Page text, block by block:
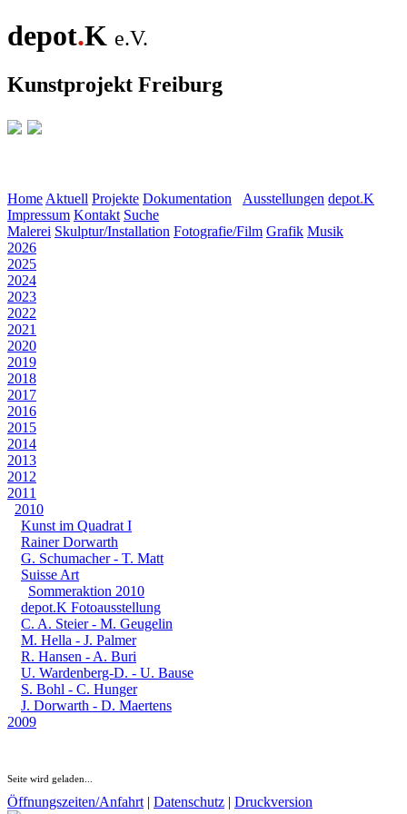
depot.K e.V.
Kunstprojekt Freiburg
Home Aktuell Projekte Dokumentation Ausstellungen depot.K
Impressum Kontakt Suche
Malerei Skulptur/Installation Fotografie/Film Grafik Musik
2026
2025
2024
2023
2022
2021
2020
2019
2018
2017
2016
2015
2014
2013
2012
2011
2010
Kunst im Quadrat I
Rainer Dorwarth
G. Schumacher - T. Matt
Suisse Art
Sommeraktion 2010
depot.K Fotoausstellung
C. A. Steier - M. Geugelin
M. Hella - J. Palmer
R. Hansen - A. Buri
U. Wardenberg-D. - U. Bause
S. Bohl - C. Hunger
J. Dorwarth - D. Maertens
2009
Seite wird geladen...
Öffnungszeiten/Anfahrt | Datenschutz | Druckversion